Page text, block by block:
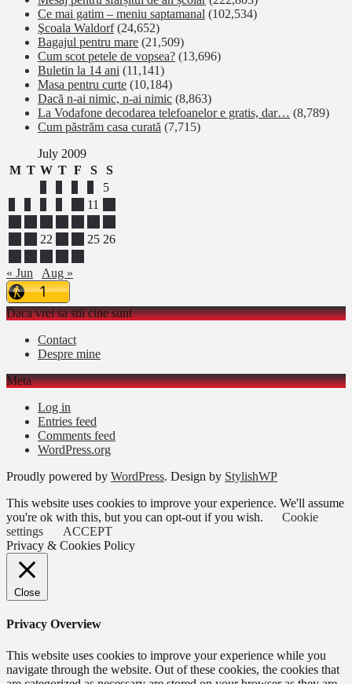
Ce mai gatim – meniu saptamanal (102,534)
Şcoala Waldorf (24,652)
Bagajul pentru mare (21,509)
Cum scot petele de vopsea? (13,696)
Buletin la 14 ani (11,141)
Masa pentru curte (10,184)
Dacă n-ai nimic, n-ai nimic (8,863)
La Vodafone decodarea telefoanelor e gratis, dar… (8,789)
Cum păstrăm casa curată (7,715)
July 2009
M T W T F S
S
5
11
22 25 26
« Jun
Aug »
Daca vrei sa stii cine sunt
Contact
Despre mine
Meta
Log in
Entries feed
Comments feed
WordPress.org
Proudly powered by WordPress. Design by StylishWP
This website uses cookies to improve your experience. We'll assume
you're ok with this, but you can opt-out if you wish.
Cookie
settings
ACCEPT
Privacy & Cookies Policy
Close
Privacy Overview
This website uses cookies to improve your experience while you
navigate through the website. Out of these cookies, the cookies that